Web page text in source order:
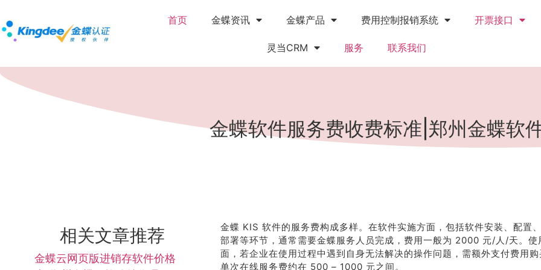
首页 金蝶资讯 金蝶产品 费用控制报销系统 开票接口
灵当CRM 服务 联系我们
金蝶软件服务费收费标准|郑州金蝶软
相关文章推荐
金蝶云网页版进销存软件价格
金蝶 KIS 软件的服务费构成多样。在软件实施方面，包括软件安装、配置
部署等环节，通常需要金蝶服务人员完成，费用一般为 2000 元/人/天。使
面，若企业在使用过程中遇到自身无法解决的操作问题，需额外支付费用
单次在线服务费约在 500 – 1000 元之间。